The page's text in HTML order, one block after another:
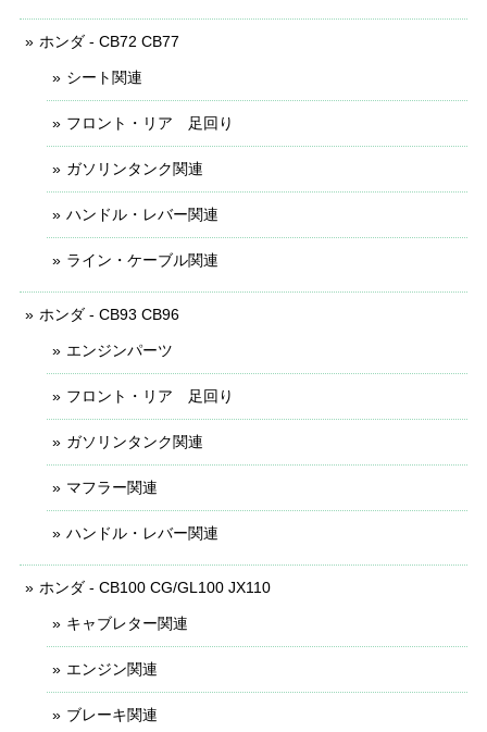
ホンダ - CB72 CB77
シート関連
フロント・リア 足回り
ガソリンタンク関連
ハンドル・レバー関連
ライン・ケーブル関連
ホンダ - CB93 CB96
エンジンパーツ
フロント・リア 足回り
ガソリンタンク関連
マフラー関連
ハンドル・レバー関連
ホンダ - CB100 CG/GL100 JX110
キャブレター関連
エンジン関連
ブレーキ関連